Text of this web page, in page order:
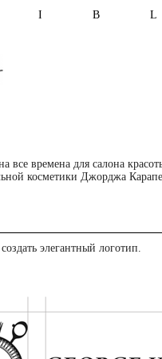
I B
все времена для салона
косметики Джорджа
элегантный логотип.